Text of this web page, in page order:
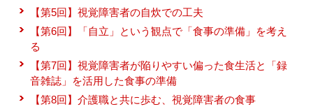
【第5回】視覚障害者の自炊での工夫
【第6回】「自立」という観点で「食事の準備」を考え
る
【第7回】視覚障害者が陥りやすい偏った食生活と「録
音雑誌」を活用した食事の準備
【第8回】介護職と共に歩む、視覚障害者の食事